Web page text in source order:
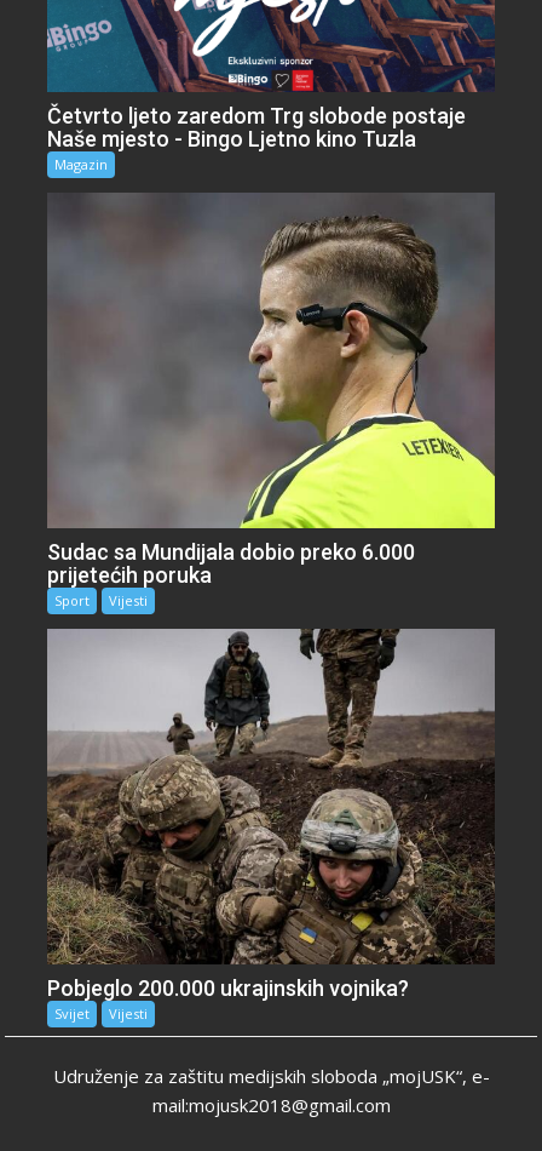
Četvrto ljeto zaredom Trg slobode postaje
Naše mjesto - Bingo Ljetno kino Tuzla
Magazin
Sudac sa Mundijala dobio preko 6.000
prijetećih poruka
Sport Vijesti
Pobjeglo 200.000 ukrajinskih vojnika?
Svijet Vijesti
Udruženje za zaštitu medijskih sloboda „mojUSK“, e-
mail:mojusk2018@gmail.com